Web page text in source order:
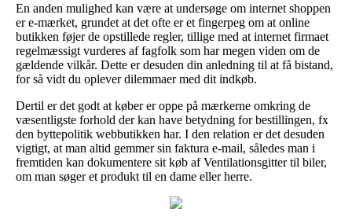
En anden mulighed kan være at undersøge om internet shoppen
er e-mærket, grundet at det ofte er et fingerpeg om at online
butikken føjer de opstillede regler, tillige med at internet firmaet
regelmæssigt vurderes af fagfolk som har megen viden om de
gældende vilkår. Dette er desuden din anledning til at få bistand,
for så vidt du oplever dilemmaer med dit indkøb.
Dertil er det godt at køber er oppe på mærkerne omkring de
væsentligste forhold der kan have betydning for bestillingen, fx
den byttepolitik webbutikken har. I den relation er det desuden
vigtigt, at man altid gemmer sin faktura e-mail, således man i
fremtiden kan dokumentere sit køb af Ventilationsgitter til biler,
om man søger et produkt til en dame eller herre.